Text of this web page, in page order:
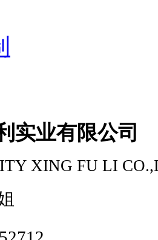
实业有限公司
XING FU LI